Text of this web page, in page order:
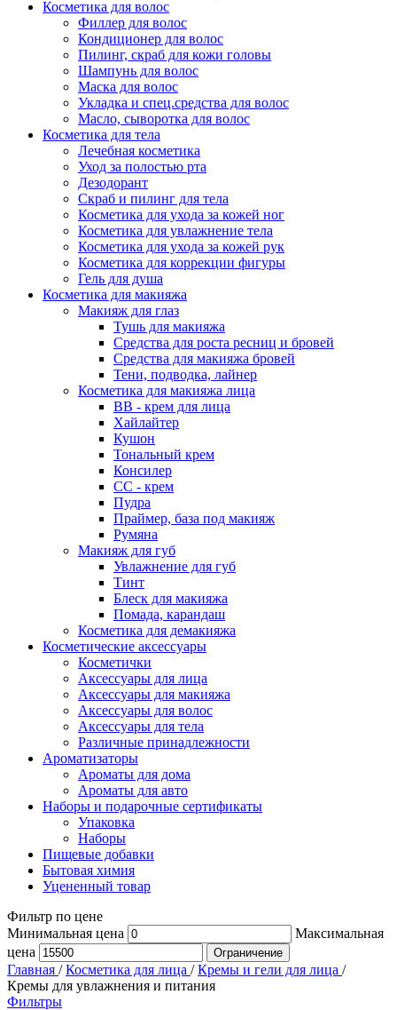
Косметика для волос
Филлер для волос
Кондиционер для волос
Пилинг, скраб для кожи головы
Шампунь для волос
Маска для волос
Укладка и спец.средства для волос
Масло, сыворотка для волос
Косметика для тела
Лечебная косметика
Уход за полостью рта
Дезодорант
Скраб и пилинг для тела
Косметика для ухода за кожей ног
Косметика для увлажнение тела
Косметика для ухода за кожей рук
Косметика для коррекции фигуры
Гель для душа
Косметика для макияжа
Макияж для глаз
Тушь для макияжа
Средства для роста ресниц и бровей
Средства для макияжа бровей
Тени, подводка, лайнер
Косметика для макияжа лица
ВВ - крем для лица
Хайлайтер
Кушон
Тональный крем
Консилер
СС - крем
Пудра
Праймер, база под макияж
Румяна
Макияж для губ
Увлажнение для губ
Тинт
Блеск для макияжа
Помада, карандаш
Косметика для демакияжа
Косметические аксессуары
Косметички
Аксессуары для лица
Аксессуары для макияжа
Аксессуары для волос
Аксессуары для тела
Различные принадлежности
Ароматизаторы
Ароматы для дома
Ароматы для авто
Наборы и подарочные сертификаты
Упаковка
Наборы
Пищевые добавки
Бытовая химия
Уцененный товар
Фильтр по цене
Минимальная цена
Максимальная
цена
Ограничение
Главная / Косметика для лица / Кремы и гели для лица /
Кремы для увлажнения и питания
Фильтры